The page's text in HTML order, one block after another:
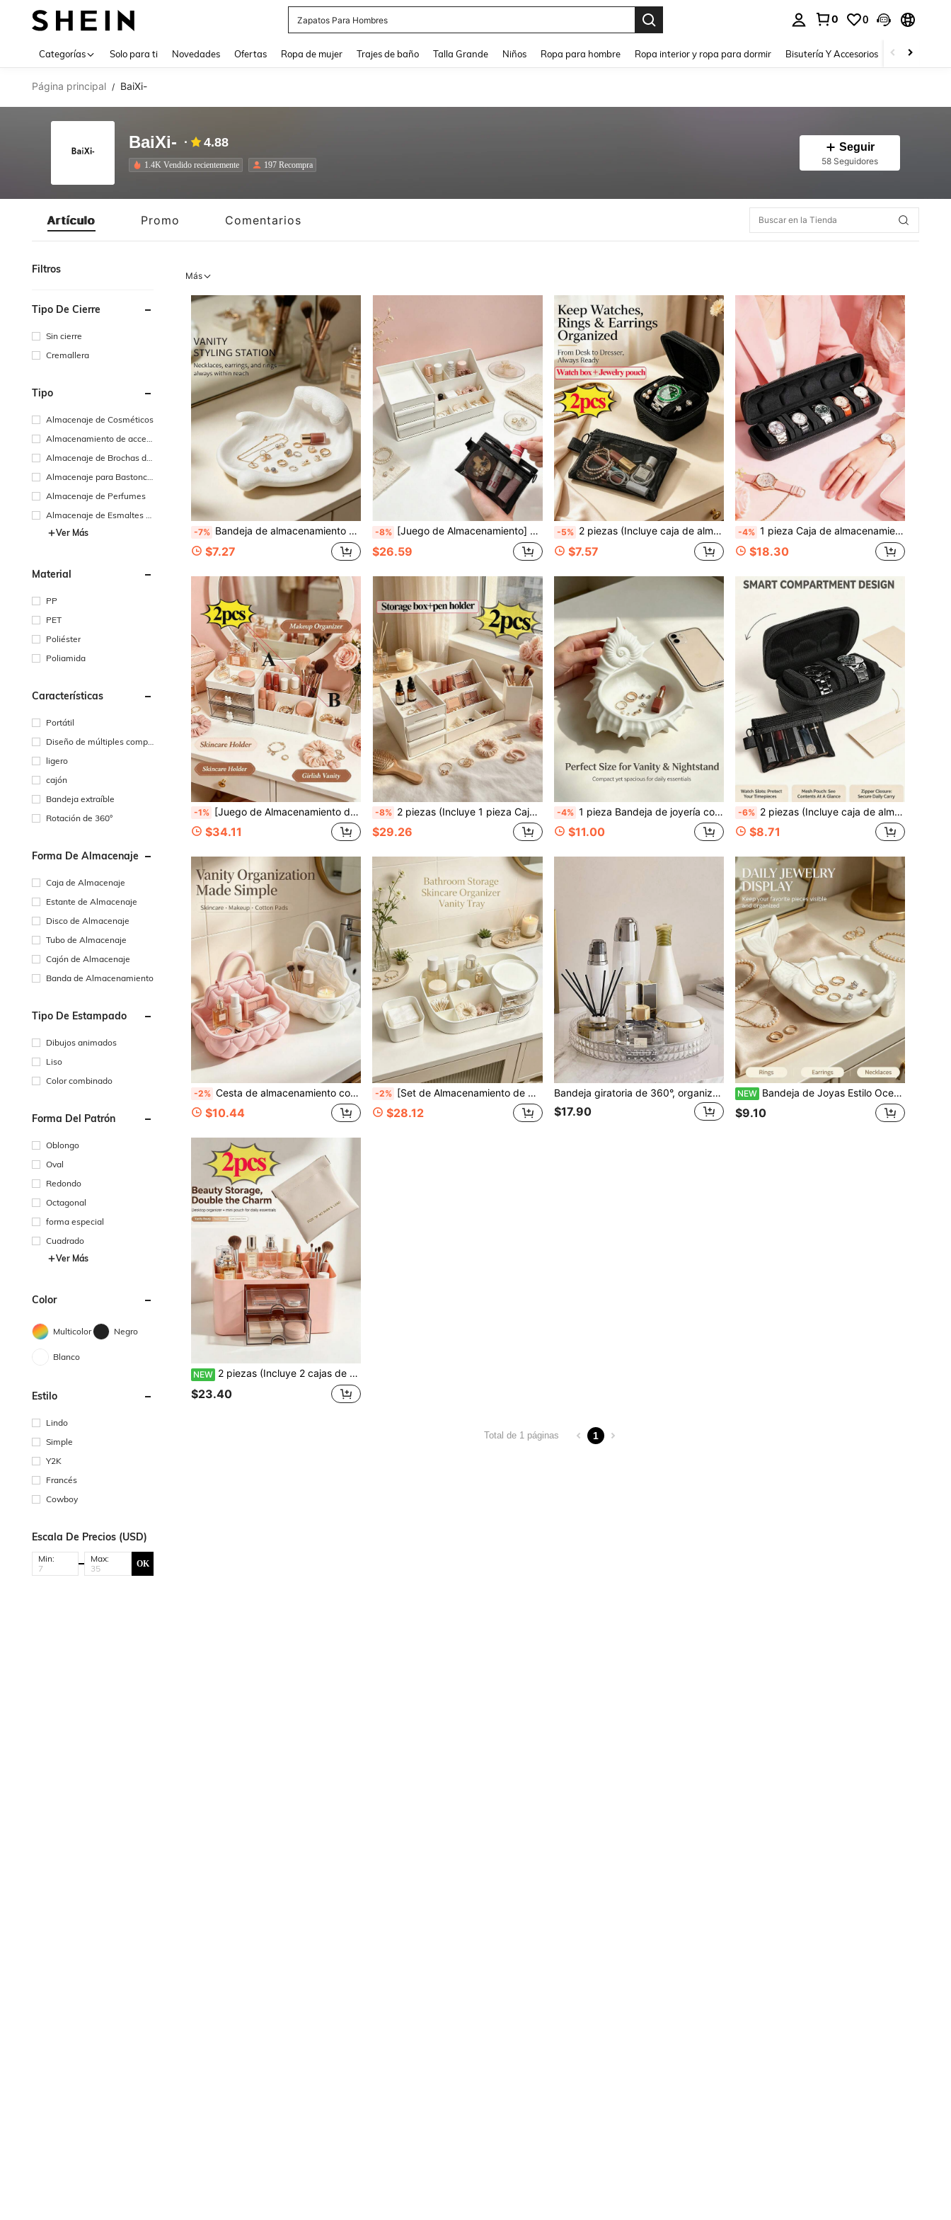
Zapatos Para Hombres
0 0
Categorías Solo para ti Novedades Ofertas Ropa de mujer Trajes de baño Talla Grande Niños Ropa para hombre Ropa interior y ropa para dormir Bisutería Y Accesorios Zapatos
Página principal / BaiXi-
BaiXi- 4.88
1.4K Vendido recientemente 197 Recompra
Seguir
58 Seguidores
Artículo Promo Comentarios
Filtros
Tipo De Cierre
Sin cierre
Cremallera
Tipo
Almacenaje de Cosméticos
Almacenamiento de acces
Almacenaje de Brochas de
Almacenaje para Bastoncill
Almacenaje de Perfumes
Almacenaje de Esmaltes d
e Uñas
Ver Más
Material
PP
PET
Poliéster
Poliamida
Características
Portátil
Diseño de múltiples compa
ligero
cajón
Bandeja extraíble
Rotación de 360°
Forma De Almacenaje
Caja de Almacenaje
Estante de Almacenaje
Disco de Almacenaje
Tubo de Almacenaje
Cajón de Almacenaje
Banda de Almacenamiento
Tipo De Estampado
Dibujos animados
Liso
Color combinado
Forma Del Patrón
Oblongo
Oval
Redondo
Octagonal
forma especial
Cuadrado
Ver Más
Color
Multicolor Negro
Blanco
Estilo
Lindo
Simple
Y2K
Francés
Cowboy
Escala De Precios (USD)
Min: Max: OK
Más
-7% Bandeja de almacenamiento de joyas impresa en 3D con diseño de onda creativa, plato de joyas de tocador estilo crema, solución de exhibición y almacenamiento de joyas de tocador, accesorio de almacenamiento multifuncional para aretes, collares, anillos, pendientes, decoración de llaves para el hogar, baño y entrada, excelente artículo de regalo
$7.27
-8% [Juego de Almacenamiento] 2 piezas [Incluye Caja de Almacenamiento de Escritorio + Bolsa de Malla], Organizador Multifuncional de Maquillaje de Tocador, Bolsa de Almacenamiento Portátil Mini para Viajes, Organizador de Maquillaje, Organización y Almacenamiento de Belleza, Estante de Exhibición de Perfumes, Accesorios de Baño, Adecuado para Baño, Habitación y Oficina, Utilizado para Almacenamiento de Lápices Labiales, Aceites Esenciales, Productos de Cuidado de la Piel, Joyas, Suministros de Oficina y Escolares. Decoración de Baño, Decoración del Hogar, Solución de Almacenamiento Ideal para Entusiastas del Maquillaje.
$26.59
-5% 2 piezas (Incluye caja de almacenamiento de reloj + bolsa de malla), juego de cajas de almacenamiento de joyas, organizador portátil de viaje para relojes y joyas, estuche protector de carcasa dura, perfecto para relojes de hombres y mujeres, cosméticos, accesorios y artículos personales, almacenamiento y organización, esencial para viajes en casa y al aire libre, regalo perfecto
$7.57
-4% 1 pieza Caja de almacenamiento portátil de 5 ranuras, organizador de viaje con asa, carcasa dura de nailon duradera y elegante, estuche protector unisex, accesorio de almacenamiento multifuncional para el hogar y los viajes, opción ideal para entusiastas de los relojes, regalo de Halloween y Navidad
$18.30
-1% [Juego de Almacenamiento de Cosméticos] 2 piezas (A+B) Caja de Almacenamiento de Cosméticos de Escritorio, Gran Capacidad con Cajones Organizador de Almacenamiento Multicompartimento, Organización y Almacenamiento de Maquillaje, Accesorios de Baño, Adecuado para Baño del Hogar y Oficina Accesorios de Almacenamiento Multifuncional, Utilizado para Artículos de Tocador, Productos de Cuidado de la Piel, Herramientas de Maquillaje, Organizador de Papelería de Oficina y Estudio, Decoración de Habitación, Decoración del Hogar, Suministros de Regreso a la Escuela, Opción Ideal para Entusiastas del Maquillaje
$34.11
-8% 2 piezas (Incluye 1 pieza Caja de almacenamiento con cajón + 1 pieza Soporte de bolígrafo de plástico), Caja de almacenamiento y exhibición de cosméticos de escritorio, Organizador de maquillaje con cajón, Soporte para brochas de maquillaje, Soporte portátil para bolígrafos, Almacenamiento y organización de maquillaje multifuncional, Accesorios de baño, Adecuado para baño, tocador de dormitorio, Se usa para lápiz labial, perfume, aceite esencial, cuidado de la piel, herramientas de maquillaje, joyas, Accesorios de almacenamiento multifuncional, Decoración de baño, Decoración del hogar, Regreso a la escuela, Halloween, Regalos de Navidad
$29.26
-4% 1 pieza Bandeja de joyería con estilo de concha marina, caja de almacenamiento de joyas, solución de almacenamiento de joyas de moda estilo INS, plato de joyería de plástico, cuenco de almacenamiento decorativo, organizador de artículos pequeños, organizador de maquillaje, para aretes, collares, anillos y ocasiones de regalo, decoración de escritorio, regalo de cumpleaños para mujeres
$11.00
-6% 2 piezas (Incluye caja de almacenamiento de relojes de 2 ranuras + bolsa de malla), caja protectora de reloj de carcasa dura EVA duradera, almacenamiento portátil de relojes y joyas para viajes, accesorios perfectos para almacenamiento en el hogar y viajes al aire libre, solución de almacenamiento ideal para coleccionistas de relojes, regalo festivo, temporada de bodas, Halloween, Navidad
$8.71
-2% Cesta de almacenamiento con forma de bolso lindo impresa en 3D, bandeja organizadora de maquillaje portátil pequeña, organizador de cosméticos, adecuado para tocador, gabinete de baño y habitación, para guardar lápiz labial, aceite esencial, perfume, almohadilla desmaquillante, hisopos de algodón, etc., estante de almacenamiento de cosméticos y joyas mini, decoración de escritorio, decoración del hogar,
$10.44
-2% [Set de Almacenamiento de Cosméticos] 2 piezas (Incluye Caja de Almacenamiento con Cajón + Caja de Almacenamiento Pequeña) Organizador de Cosméticos Multifuncional de Escritorio, Diseño de Múltiples Compartimentos, Organizador de Maquillaje, Almacenamiento y Organización de Cosméticos, Caja para Borlas de Polvo, Caja de Joyas Portátil, Adecuado para Baño, Tocador de Dormitorio y Escritorio de Oficina, Accesorios de Almacenamiento Multifuncional, Decoración de Habitación, Decoración del Hogar, Regalo de Vacaciones
$28.12
Bandeja giratoria de 360°, organizador de maquillaje transparente, estante de almacenamiento de cosméticos portátil, bandeja giratoria para encimera de baño, soporte giratorio inclinado, adecuado para escritorios y tocadores para almacenar cosméticos, artículos de tocador, accesorios para el cabello, perfumes, joyas, también se puede usar como decoración de escritorio y decoración del hogar, regalo ideal para mujeres, regalo de Navidad y para regalar
$17.90
NEW Bandeja de Joyas Estilo Oceánico Impresa en 3D con Diseño Lindo de Estrella de Mar y Cola de Pez, Soporte de Anillos de Plástico Duradero, Organizador de Escritorio Multifuncional, Plato para Collares, Pendientes y Tela de Tocador, Cuenco de Joyas Portátil, Organizador de Maquillaje, Soporte de Llaves de Escritorio, Decoración de Habitación, Decoración del Hogar, Regalo de Vacaciones para Niñas
$9.10
NEW 2 piezas (Incluye 2 cajas de almacenamiento con cajones + bolsa de maquillaje mini), organizador de maquillaje con cajones, sistema de unidad de almacenamiento con cajones, bolsa de viaje portátil, organizador de maquillaje, accesorios de baño, perfecto para almacenar y organizar cosméticos, herramientas de maquillaje, joyas, perfumes, aceites esenciales, decoración del hogar, opción ideal para amantes del maquillaje
$23.40
Total de 1 páginas 1